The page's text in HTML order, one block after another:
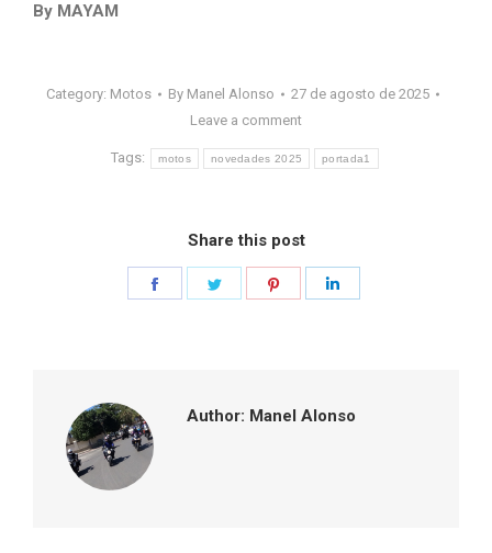
By MAYAM
Category: Motos By Manel Alonso
27 de agosto de 2025
Leave a comment
Tags: motos novedades 2025 portada1
Share this post
Author: Manel Alonso